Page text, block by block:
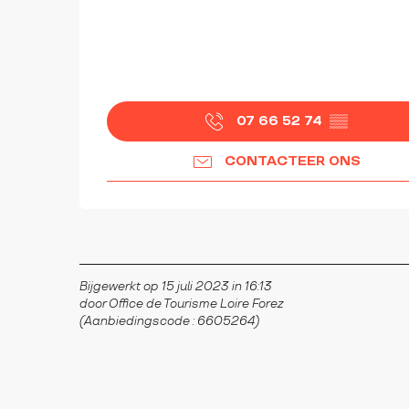
07 66 52 74 ▒▒
CONTACTEER ONS
Bijgewerkt op 15 juli 2023 in 16:13
door Office de Tourisme Loire Forez
(Aanbiedingscode : 6605264)